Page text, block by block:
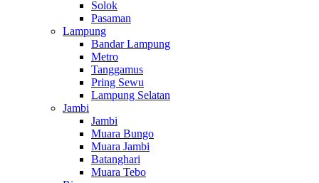
Solok
Pasaman
Lampung
Bandar Lampung
Metro
Tanggamus
Pring Sewu
Lampung Selatan
Jambi
Jambi
Muara Bungo
Muara Jambi
Batanghari
Muara Tebo